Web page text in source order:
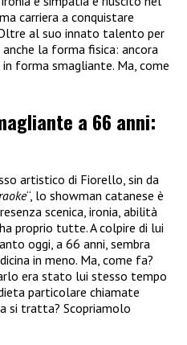
carriera a conquistare
al suo innato talento per
anche la forma fisica: ancora
forma smagliante. Ma, come
a 66 anni:
artistico di Fiorello, sin da
“, lo showman catanese è
scenica, ironia, abilità
proprio tutte. A colpire di lui
oggi, a 66 anni, sembra
in meno. Ma, come fa?
era stato lui stesso tempo
particolare chiamate
si tratta? Scopriamolo